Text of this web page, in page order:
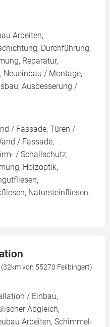
Arbeiten,
Durchführung,
Reparatur,
Neueinbau / Montage,
Ausbesserung /
/ Fassade, Türen /
/ Fassade,
/ Schallschutz,
Holzoptik,
Natursteinfliesen,
von 55270 Feilbingert)
/ Einbau,
Abgleich,
Arbeiten, Schimmel-